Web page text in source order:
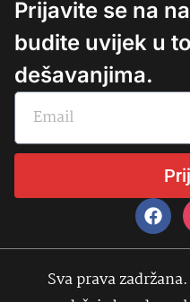
Prijavite se na
budite uvijek u
dešavanjima.
Sva prava